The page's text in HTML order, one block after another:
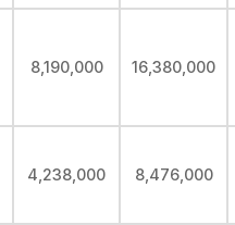
8,190,000 16,380,000
4,238,000 8,476,000